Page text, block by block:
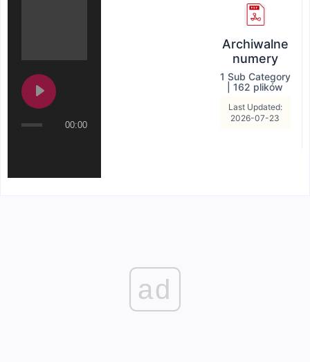
00:00
Archiwalne
numery
1 Sub Category
162 plików
Last Updated:
2026-07-23
ad